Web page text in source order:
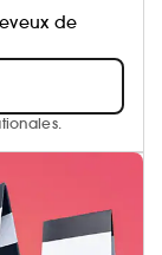
de